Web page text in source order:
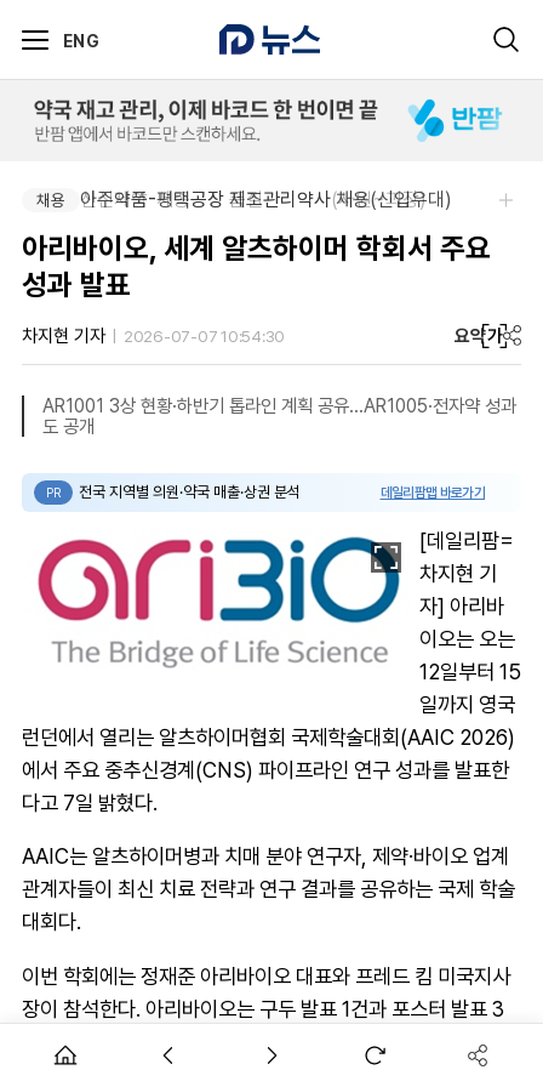
ENG
채용 신신제약-세종공장 품질관리약사(사원~과장)
채용 아주약품-평택공장 제조관리약사 채용(신입우대)
아리바이오, 세계 알츠하이머 학회서 주요
성과 발표
차지현 기자 2026-07-07 10:54:30 요약가
AR1001 3상 현황·하반기 톱라인 계획 공유…AR1005·전자약 성과
도 공개
PR 전국 지역별 의원·약국 매출·상권 분석 데일리팜맵 바로가기
[데일리팜=
차지현 기
자] 아리바
이오는 오는
12일부터 15
일까지 영국
런던에서 열리는 알츠하이머협회 국제학술대회(AAIC 2026)
에서 주요 중추신경계(CNS) 파이프라인 연구 성과를 발표한
다고 7일 밝혔다.
AAIC는 알츠하이머병과 치매 분야 연구자, 제약·바이오 업계
관계자들이 최신 치료 전략과 연구 결과를 공유하는 국제 학술
대회다.
이번 학회에는 정재준 아리바이오 대표와 프레드 킴 미국지사
장이 참석한다. 아리바이오는 구두 발표 1건과 포스터 발표 3
건을 진행하고, 글로벌 파트너링 미팅도 병행할 예정이다.